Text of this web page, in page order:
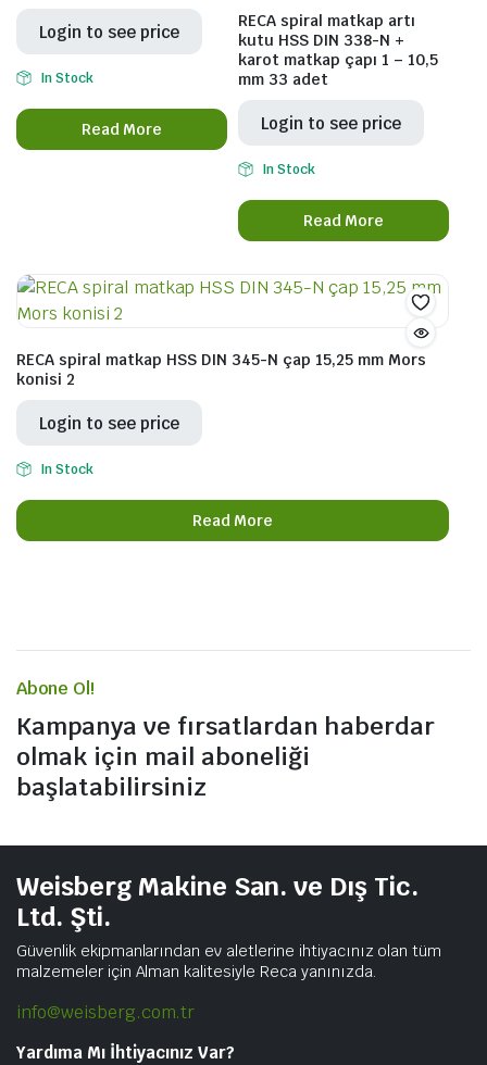
Login to see price
In Stock
Read More
RECA spiral matkap artı
kutu HSS DIN 338-N +
karot matkap çapı 1 – 10,5
mm 33 adet
Login to see price
In Stock
Read More
RECA spiral matkap HSS DIN 345-N çap 15,25 mm Mors
konisi 2
Login to see price
In Stock
Read More
Abone Ol!
Kampanya ve fırsatlardan haberdar
olmak için mail aboneliği
başlatabilirsiniz
Weisberg Makine San. ve Dış Tic.
Ltd. Şti.
Güvenlik ekipmanlarından ev aletlerine ihtiyacınız olan tüm
malzemeler için Alman kalitesiyle Reca yanınızda.
info@weisberg.com.tr
Yardıma Mı İhtiyacınız Var?